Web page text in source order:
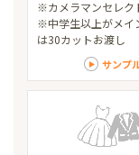
※カメラマンセレク
※中学生以上がメイ
は30カットお渡し
サンプ